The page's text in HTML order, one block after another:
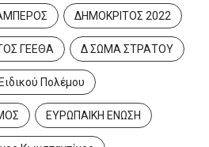
ΔΗΜΟΚΡΙΤΟΣ 2022
ΓΕΕΘΑ Δ ΣΩΜΑ ΣΤΡΑΤΟΥ
Πολέμου
ΕΥΡΩΠΑΙΚΗ ΕΝΩΣΗ